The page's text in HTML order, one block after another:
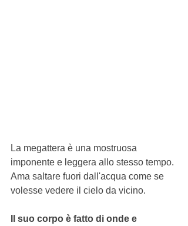
La megattera è una mostruosa
imponente e leggera allo stesso tempo.
Ama saltare fuori dall'acqua come se
volesse vedere il cielo da vicino.
Il suo corpo è fatto di onde e